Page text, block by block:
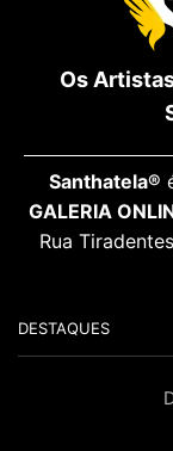
Os
Santhatela®
GALERIA
Rua
DESTAQUES